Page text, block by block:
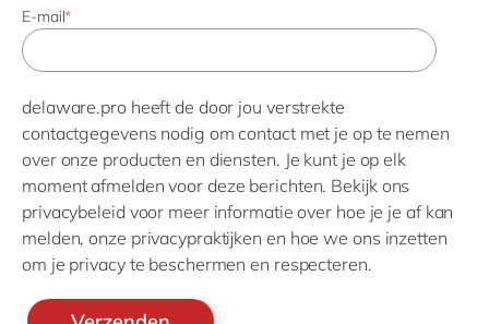
E-mail*
delaware.pro heeft de door jou verstrekte
contactgegevens nodig om contact met je op te nemen
over onze producten en diensten. Je kunt je op elk
moment afmelden voor deze berichten. Bekijk ons
privacybeleid voor meer informatie over hoe je je af kan
melden, onze privacypraktijken en hoe we ons inzetten
om je privacy te beschermen en respecteren.